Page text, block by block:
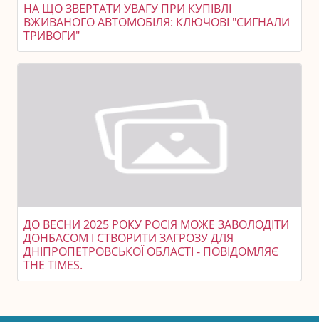
НА ЩО ЗВЕРТАТИ УВАГУ ПРИ КУПІВЛІ
ВЖИВАНОГО АВТОМОБІЛЯ: КЛЮЧОВІ "СИГНАЛИ
ТРИВОГИ"
ДО ВЕСНИ 2025 РОКУ РОСІЯ МОЖЕ ЗАВОЛОДІТИ
ДОНБАСОМ І СТВОРИТИ ЗАГРОЗУ ДЛЯ
ДНІПРОПЕТРОВСЬКОЇ ОБЛАСТІ - ПОВІДОМЛЯЄ
THE TIMES.